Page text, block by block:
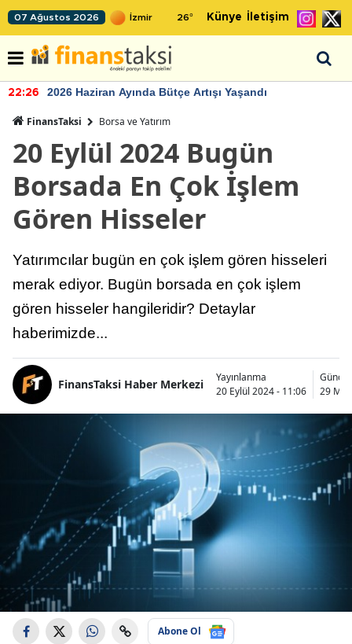
07 Ağustos 2026 26° Künye İletişim
22:26 2026 Haziran Ayında Bütçe Artışı Yaşandı
FinansTaksi Borsa ve Yatırım
20 Eylül 2024 Bugün
Borsada En Çok İşlem
Gören Hisseler
Yatırımcılar bugün en çok işlem gören hisseleri
merak ediyor. Bugün borsada en çok işlem
gören hisseler hangileridir? Detaylar
haberimizde...
FinansTaksi Haber Merkezi
Yayınlanma
20 Eylül 2024 - 11:06
29
Abone Ol